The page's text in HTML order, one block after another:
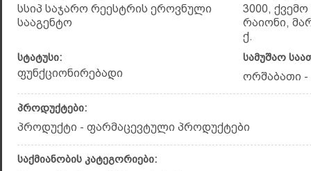
სსიპ საჯარო რეესტრის ეროვნული
სააგენტო
3000,
რაიონი,
ქ.
სტატუსი:
ფუნქციონირებადი
სამუშაო
ორშაბათი -
პროდუქტები:
პროდუქტი - ფარმაცევტული პროდუქტები
საქმიანობის კატეგორიები: